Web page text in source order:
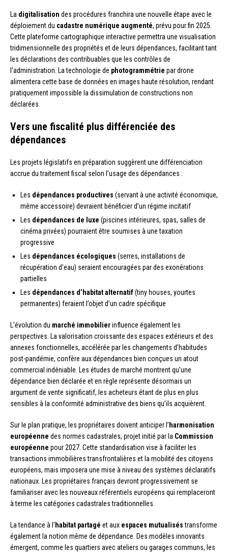
La digitalisation des procédures franchira une nouvelle étape avec le
déploiement du cadastre numérique augmenté, prévu pour fin 2025.
Cette plateforme cartographique interactive permettra une visualisation
tridimensionnelle des propriétés et de leurs dépendances, facilitant tant
les déclarations des contribuables que les contrôles de
l’administration. La technologie de photogrammétrie par drone
alimentera cette base de données en images haute résolution, rendant
pratiquement impossible la dissimulation de constructions non
déclarées.
Vers une fiscalité plus différenciée des
dépendances
Les projets législatifs en préparation suggèrent une différenciation
accrue du traitement fiscal selon l’usage des dépendances :
Les dépendances productives (servant à une activité économique,
même accessoire) devraient bénéficier d’un régime incitatif
Les dépendances de luxe (piscines intérieures, spas, salles de
cinéma privées) pourraient être soumises à une taxation
progressive
Les dépendances écologiques (serres, installations de
récupération d’eau) seraient encouragées par des exonérations
partielles
Les dépendances d’habitat alternatif(tiny houses, yourtes
permanentes) feraient l’objet d’un cadre spécifique
L’évolution du marché immobilierinfluence également les
perspectives. La valorisation croissante des espaces extérieurs et des
annexes fonctionnelles, accélérée par les changements d’habitudes
post-pandémie, confère aux dépendances bien conçues un atout
commercial indéniable. Les études de marché montrent qu’une
dépendance bien déclarée et en règle représente désormais un
argument de vente significatif, les acheteurs étant de plus en plus
sensibles à la conformité administrative des biens qu’ils acquièrent.
Sur le plan pratique, les propriétaires doivent anticiper l’harmonisation
européenne des normes cadastrales, projet initié par la Commission
européenne pour 2027. Cette standardisation vise à faciliter les
transactions immobilières transfrontalières et la mobilité des citoyens
européens, mais imposera une mise à niveau des systèmes déclaratifs
nationaux. Les propriétaires français devront progressivement se
familiariser avec les nouveaux référentiels européens qui remplaceront
à terme les catégories cadastrales traditionnelles.
La tendance à l’habitat partagé et aux espaces mutualiséstransforme
également la notion même de dépendance. Des modèles innovants
émergent, comme les quartiers avec ateliers ou garages communs, les